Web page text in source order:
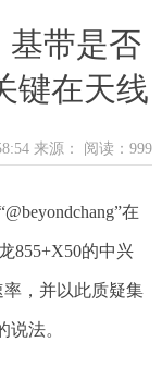
基带是否
键在天线
来源： 阅读：999
在
855+X50的中兴
率，并以此质疑集
法。